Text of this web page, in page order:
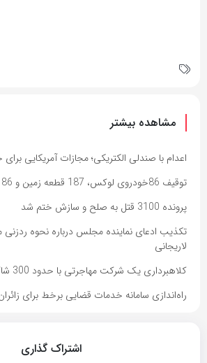
مشاهده بیشتر
اعدام با صندلی الکتریکی؛ مجازات آمریکایی
توقیف 86خودروی لوکس، 187 قطعه زمین و 86 آپارتمان تراستی‌ها
پرونده 3100 قتل به صلح و سازش ختم شد
تکذیب ادعای نماینده مجلس درباره نحوه ردزنی
لاریجانی
کلاهبرداری یک شرکت مهاجرتی با حدود 300 شاکی
راه‌اندازی سامانه خدمات قضایی برخط برای
اشتراک گذاری